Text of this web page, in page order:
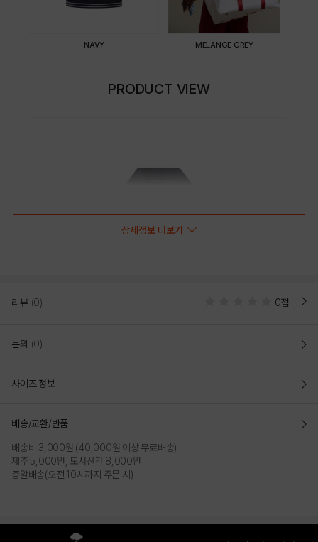
NAVY MELANGE GREY
PRODUCT VIEW
상세정보 더보기
리뷰 (0) 0점
문의 (0)
사이즈 정보
배송/교환/반품
배송비 3,000원 (40,000원 이상 무료배송)
제주 5,000원, 도서산간 8,000원
총알배송(오전 10시까지 주문 시)